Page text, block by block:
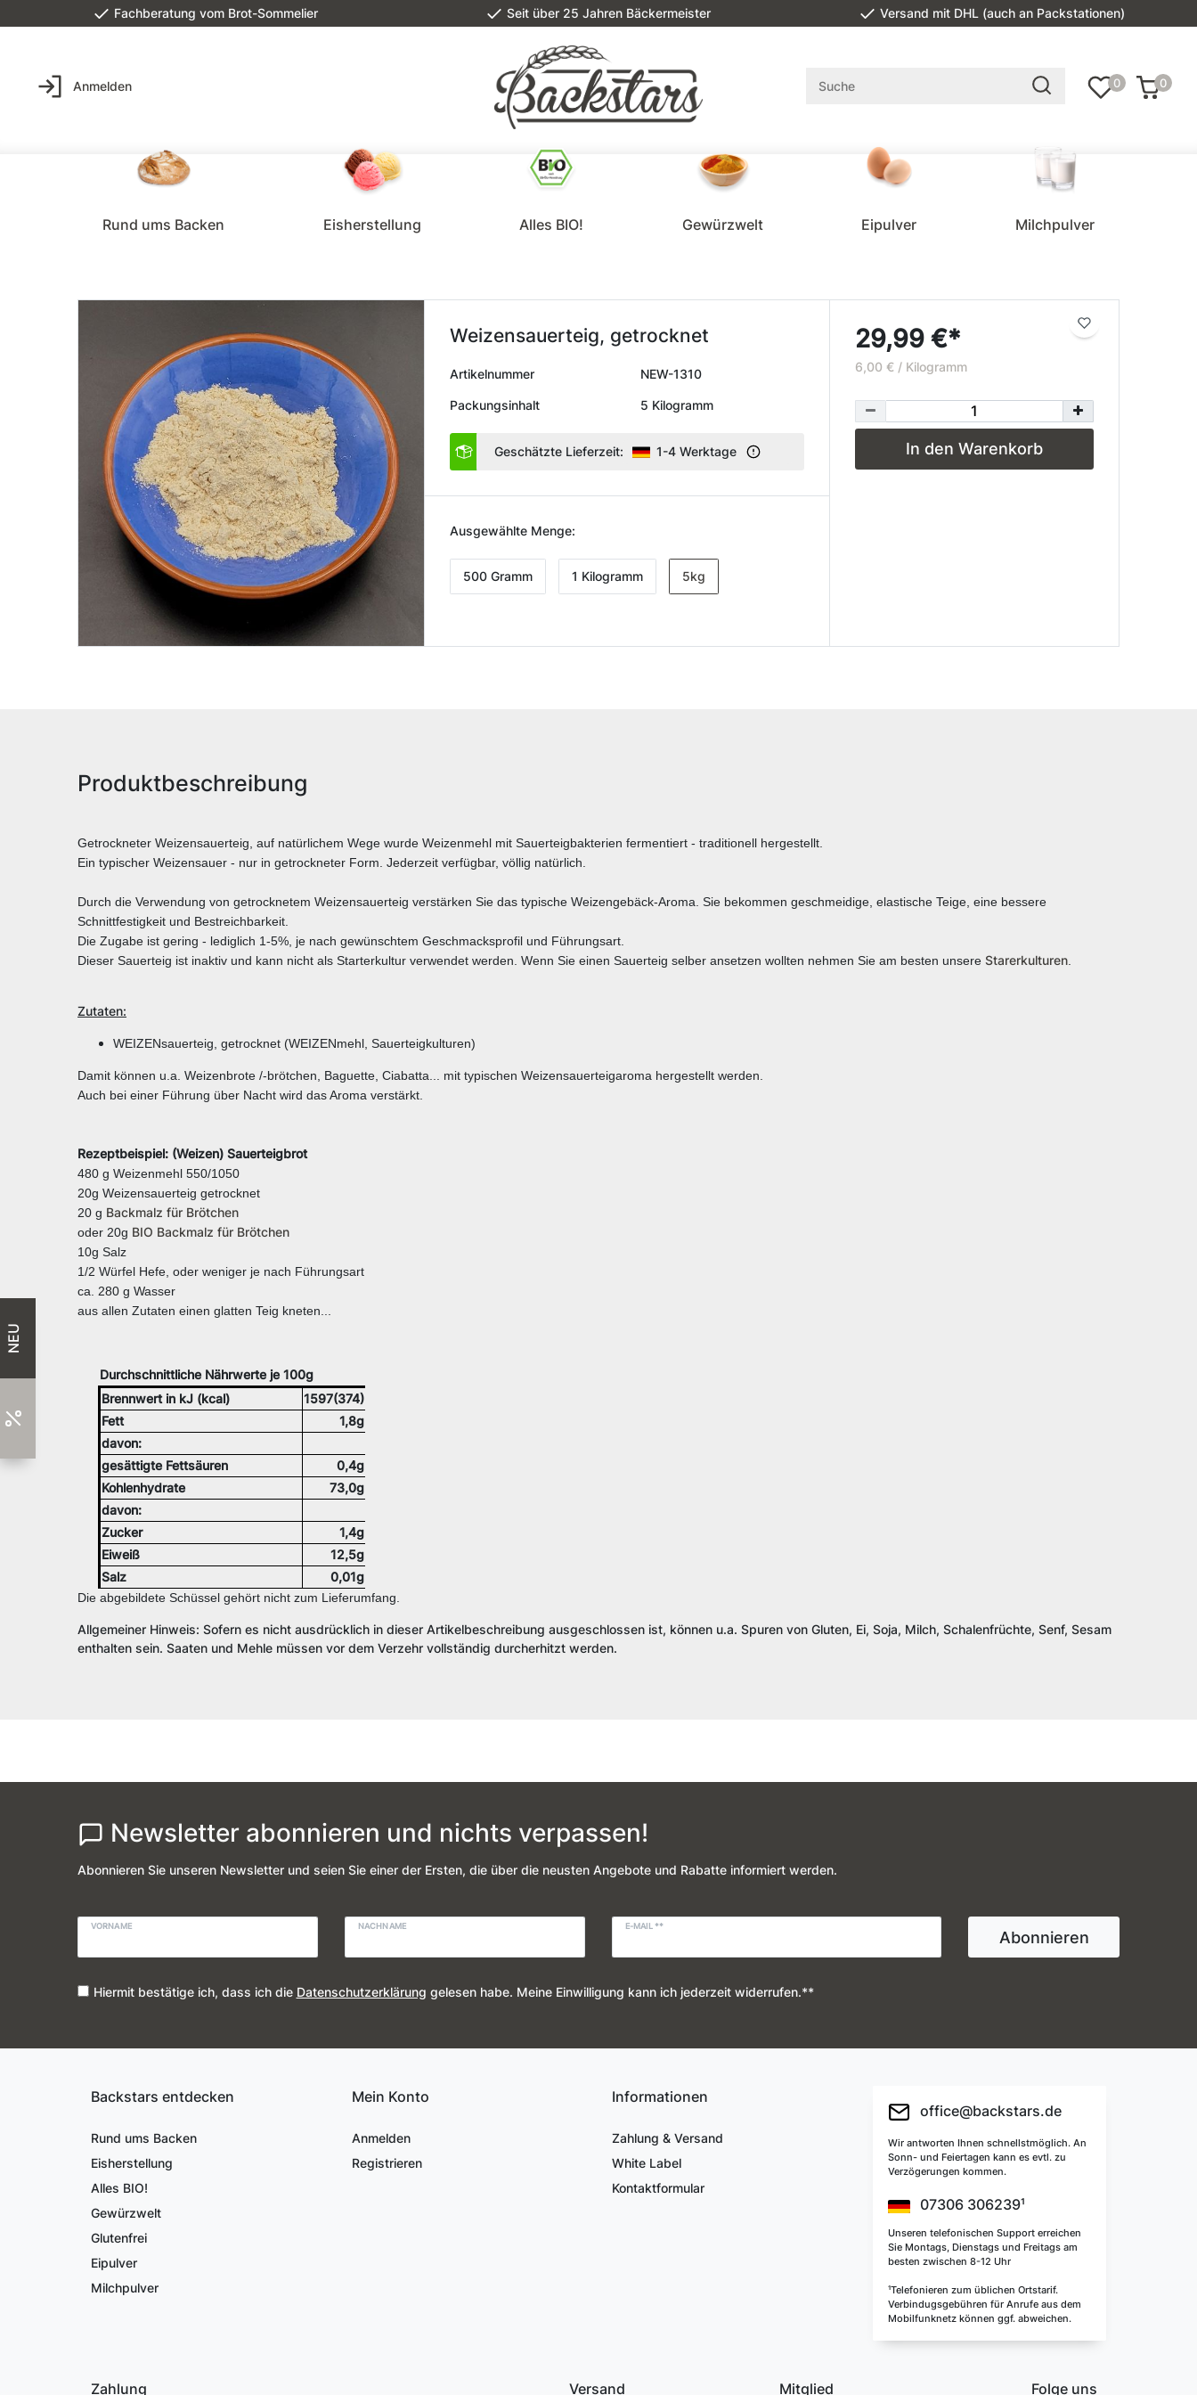
Fachberatung vom Brot-Sommelier Seit über 25 Jahren Bäckermeister Versand mit DHL (auch an Packstationen)
Anmelden 0 0
Rund ums Backen Eisherstellung Alles BIO! Gewürzwelt Eipulver Milchpulver
Weizensauerteig, getrocknet
Artikelnummer NEW-1310
Packungsinhalt 5 Kilogramm
Geschätzte Lieferzeit: 1-4 Werktage
Ausgewählte Menge:
500 Gramm 1 Kilogramm 5kg
29,99 €*
6,00 € / Kilogramm
In den Warenkorb
Produktbeschreibung
Getrockneter Weizensauerteig, auf natürlichem Wege wurde Weizenmehl mit Sauerteigbakterien fermentiert - traditionell hergestellt.
Ein typischer Weizensauer - nur in getrockneter Form. Jederzeit verfügbar, völlig natürlich.
Durch die Verwendung von getrocknetem Weizensauerteig verstärken Sie das typische Weizengebäck-Aroma. Sie bekommen geschmeidige, elastische Teige, eine bessere
Schnittfestigkeit und Bestreichbarkeit.
Die Zugabe ist gering - lediglich 1-5%, je nach gewünschtem Geschmacksprofil und Führungsart.
Dieser Sauerteig ist inaktiv und kann nicht als Starterkultur verwendet werden. Wenn Sie einen Sauerteig selber ansetzen wollten nehmen Sie am besten unsere Starerkulturen
Zutaten:
WEIZENsauerteig, getrocknet (WEIZENmehl, Sauerteigkulturen)
Damit können u.a. Weizenbrote /-brötchen, Baguette, Ciabatta... mit typischen Weizensauerteigaroma hergestellt werden.
Auch bei einer Führung über Nacht wird das Aroma verstärkt.
Rezeptbeispiel: (Weizen) Sauerteigbrot
480 g Weizenmehl 550/1050
20g Weizensauerteig getrocknet
20 g Backmalz für Brötchen
oder 20g BIO Backmalz für Brötchen
10g Salz
1/2 Würfel Hefe, oder weniger je nach Führungsart
ca. 280 g Wasser
aus allen Zutaten einen glatten Teig kneten...
Durchschnittliche Nährwerte je 100g
Brennwert in kJ (kcal)
1597(374)
Fett
1,8g
davon:
gesättigte Fettsäuren
0,4g
Kohlenhydrate
73,0g
davon:
Zucker
1,4g
Eiweiß
12,5g
Salz
0,01g
Die abgebildete Schüssel gehört nicht zum Lieferumfang.
Allgemeiner Hinweis: Sofern es nicht ausdrücklich in dieser Artikelbeschreibung ausgeschlossen ist, können u.a. Spuren von Gluten, Ei, Soja, Milch, Schalenfrüchte, Senf, Sesam
enthalten sein. Saaten und Mehle müssen vor dem Verzehr vollständig durcherhitzt werden.
Newsletter abonnieren und nichts verpassen!
Abonnieren Sie unseren Newsletter und seien Sie einer der Ersten, die über die neusten Angebote und Rabatte informiert werden.
VORNAME NACHNAME E-MAIL **
Abonnieren
Hiermit bestätige ich, dass ich die Daten­schutz­erklärung gelesen habe. Meine Einwilligung kann ich jederzeit widerrufen.**
Backstars entdecken
Rund ums Backen
Eisherstellung
Alles BIO!
Gewürzwelt
Glutenfrei
Eipulver
Milchpulver
Mein Konto
Anmelden
Registrieren
Informationen
Zahlung & Versand
White Label
Kontaktformular
office@backstars.de
Wir antworten Ihnen schnellstmöglich. An
Sonn- und Feiertagen kann es evtl. zu
Verzögerungen kommen.
07306 306239¹
Unseren telefonischen Support erreichen
Sie Montags, Dienstags und Freitags am
besten zwischen 8-12 Uhr
¹Telefonieren zum üblichen Ortstarif.
Verbindugsgebühren für Anrufe aus dem
Mobilfunknetz können ggf. abweichen.
Zahlung Versand Mitglied Folge uns
NEU